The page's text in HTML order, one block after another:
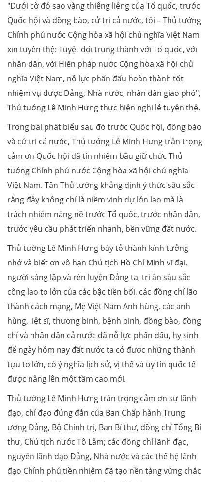
"Dưới cờ đỏ sao vàng thiêng liêng của Tổ quốc, trước
Quốc hội và đồng bào, cử tri cả nước, tôi – Thủ tướng
Chính phủ nước Cộng hòa xã hội chủ nghĩa Việt Nam
xin tuyên thệ: Tuyệt đối trung thành với Tổ quốc, với
nhân dân, với Hiến pháp nước Cộng hòa xã hội chủ
nghĩa Việt Nam, nỗ lực phấn đấu hoàn thành tốt
nhiệm vụ được Đảng, Nhà nước, nhân dân giao phó",
Thủ tướng Lê Minh Hưng thực hiện nghi lễ tuyên thệ.
Trong bài phát biểu sau đó trước Quốc hội, đồng bào
và cử tri cả nước, Thủ tướng Lê Minh Hưng trân trọng
cảm ơn Quốc hội đã tín nhiệm bầu giữ chức Thủ
tướng Chính phủ nước Cộng hòa xã hội chủ nghĩa
Việt Nam. Tân Thủ tướng khẳng định ý thức sâu sắc
rằng đây không chỉ là niềm vinh dự lớn lao mà là
trách nhiệm nặng nề trước Tổ quốc, trước nhân dân,
trước yêu cầu phát triển nhanh, bền vững đất nước.
Thủ tướng Lê Minh Hưng bày tỏ thành kính tưởng
nhớ và biết ơn vô hạn Chủ tịch Hồ Chí Minh vĩ đại,
người sáng lập và rèn luyện Đảng ta; tri ân sâu sắc
công lao to lớn của các bậc tiền bối, các đồng chí lão
thành cách mạng, Mẹ Việt Nam Anh hùng, các anh
hùng, liệt sĩ, thương binh, bệnh binh, đồng bào, đồng
chí và nhân dân cả nước đã nỗ lực phấn đấu, hy sinh
để ngày hôm nay đất nước ta có được những thành
tựu to lớn, có ý nghĩa lịch sử, vị thế và uy tín quốc tế
được nâng lên một tầm cao mới.
Thủ tướng Lê Minh Hưng trân trọng cảm ơn sự lãnh
đạo, chỉ đạo đúng đắn của Ban Chấp hành Trung
ương Đảng, Bộ Chính trị, Ban Bí thư, đồng chí Tổng Bí
thư, Chủ tịch nước Tô Lâm; các đồng chí lãnh đạo,
nguyên lãnh đạo Đảng, Nhà nước và các thế hệ lãnh
đạo Chính phủ tiền nhiệm đã tạo nền tảng vững chắc